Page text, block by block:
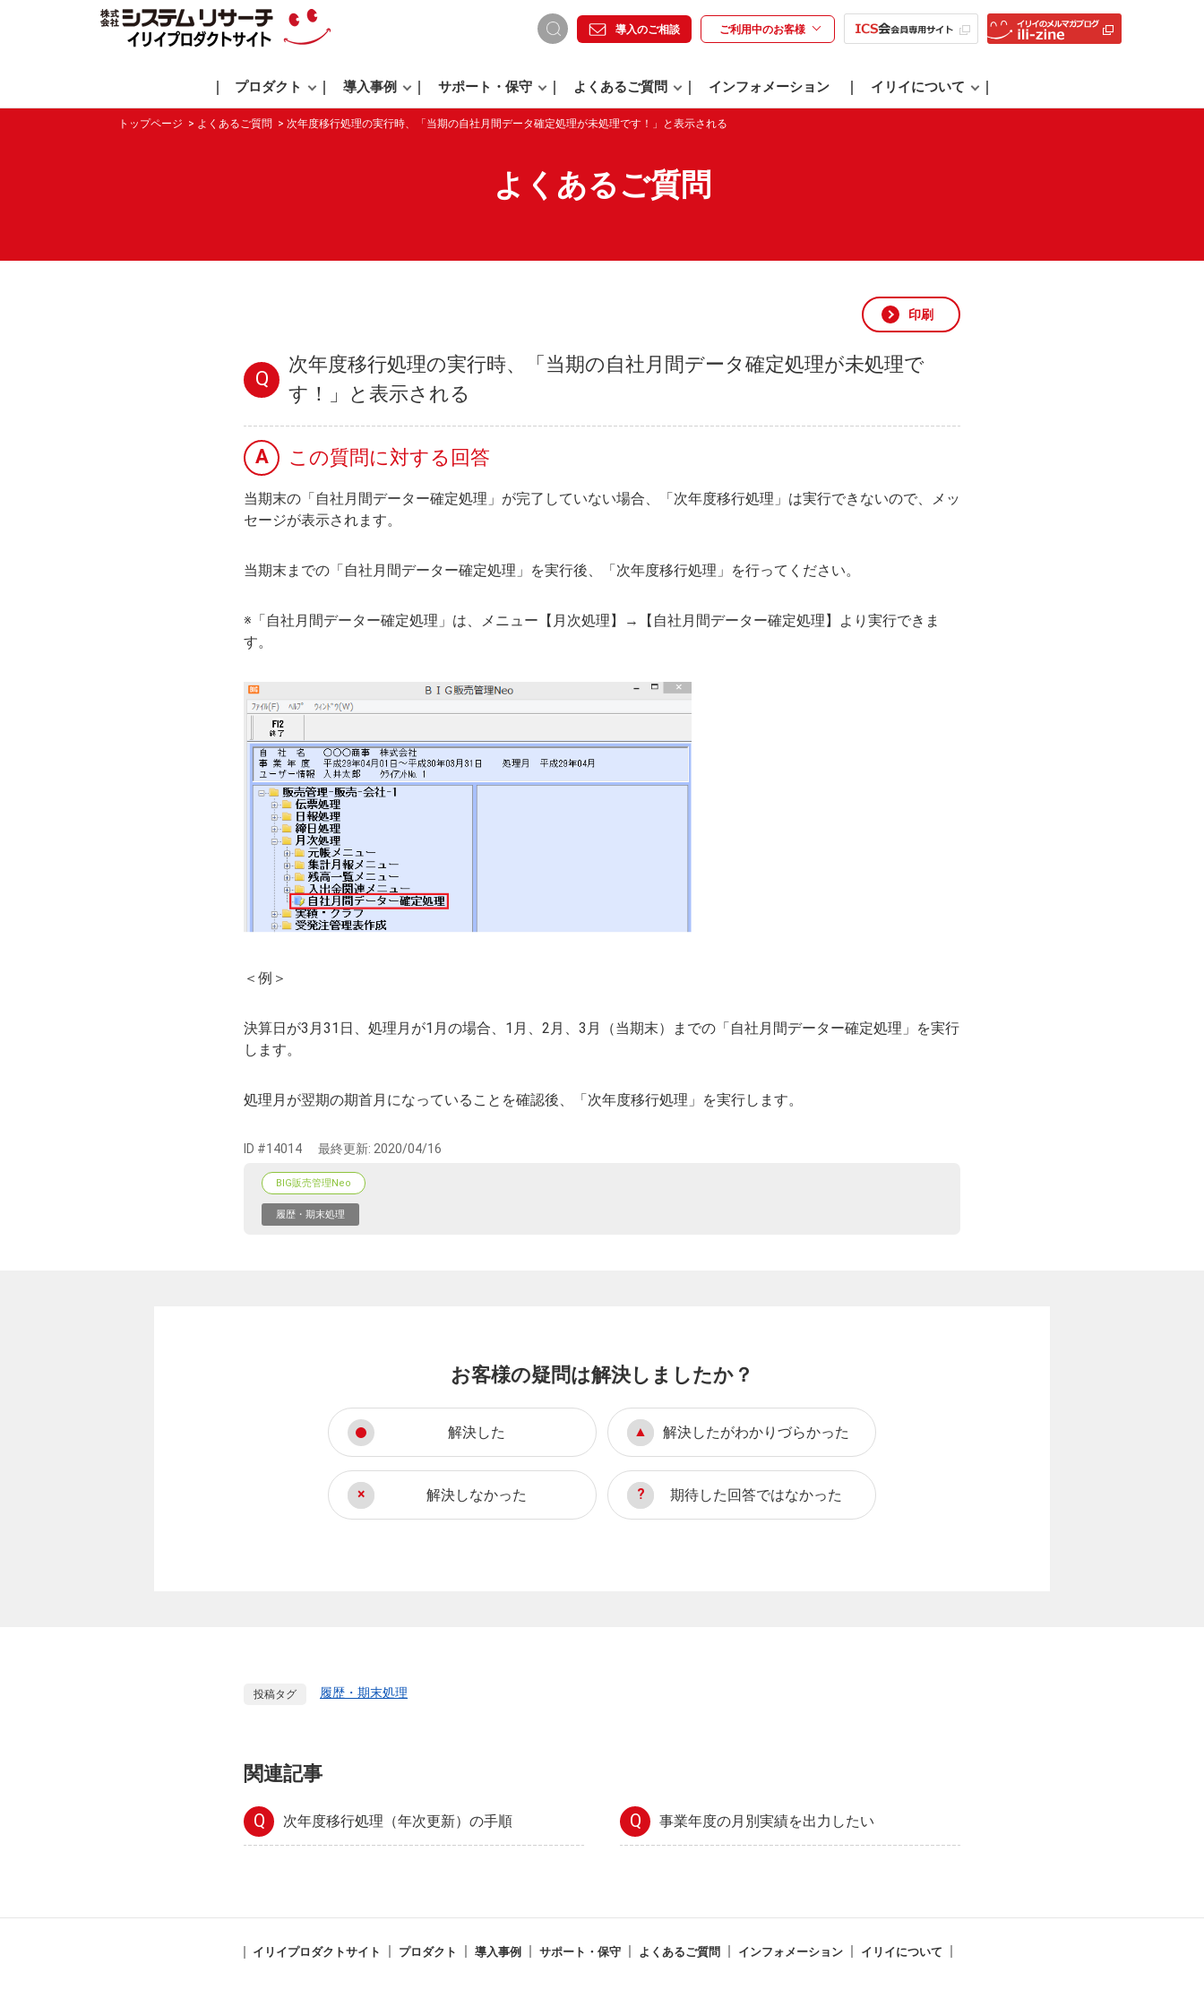
導入のご相談 ご利用中のお客様
プロダクト 導入事例 サポート・保守 よくあるご質問 インフォメーション イリイについて
トップページ よくあるご質問 次年度移行処理の実行時、「当期の自社月間データ確定処理が未処理です！」と表示される
よくあるご質問
印刷
Q
次年度移行処理の実行時、「当期の自社月間データ確定処理が未処理で
す！」と表示される
A この質問に対する回答
当期末の「自社月間データー確定処理」が完了していない場合、「次年度移行処理」は実行できないので、メッ
セージが表示されます。
当期末までの「自社月間データー確定処理」を実行後、「次年度移行処理」を行ってください。
※「自社月間データー確定処理」は、メニュー【月次処理】→【自社月間データー確定処理】より実行できま
す。
＜例＞
決算日が3月31日、処理月が1月の場合、1月、2月、3月（当期末）までの「自社月間データー確定処理」を実行
します。
処理月が翌期の期首月になっていることを確認後、「次年度移行処理」を実行します。
ID #14014 最終更新: 2020/04/16
BIG販売管理Neo
履歴・期末処理
お客様の疑問は解決しましたか？
解決した 解決したがわかりづらかった
解決しなかった 期待した回答ではなかった
投稿タグ 履歴・期末処理
関連記事
Q 次年度移行処理（年次更新）の手順 Q 事業年度の月別実績を出力したい
イリイプロダクトサイト プロダクト 導入事例 サポート・保守 よくあるご質問 インフォメーション イリイについて